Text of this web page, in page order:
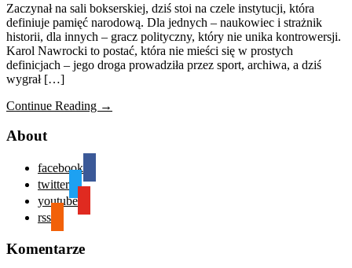
Zaczynał na sali bokserskiej, dziś stoi na czele instytucji, która
definiuje pamięć narodową. Dla jednych – naukowiec i strażnik
historii, dla innych – gracz polityczny, który nie unika kontrowersji.
Karol Nawrocki to postać, która nie mieści się w prostych
definicjach – jego droga prowadziła przez sport, archiwa, a dziś
wygrał […]
Continue Reading →
About
facebook
twitter
youtube
rss
Komentarze